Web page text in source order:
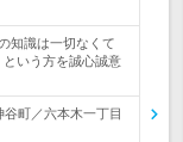
知識は一切なくて
いう方を誠心誠意
町／六本木一丁目